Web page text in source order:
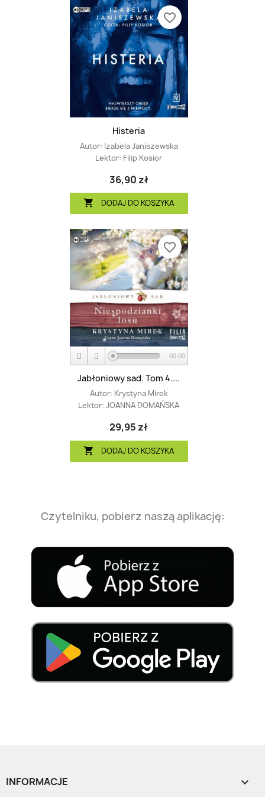
Histeria
Autor: Izabela Janiszewska
Lektor: Filip Kosior
36,90 zł
 DODAJ DO KOSZYKA
favorite_border
00:00
Jabłoniowy sad. Tom 4....
Autor: Krystyna Mirek
Lektor: JOANNA DOMAŃSKA
29,95 zł
 DODAJ DO KOSZYKA
favorite_border
Czytelniku, pobierz naszą aplikację:
INFORMACJE 